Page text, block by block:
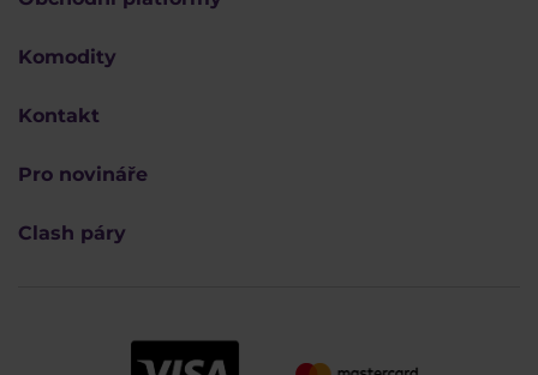
Komodity
Kontakt
Pro novináře
Clash páry